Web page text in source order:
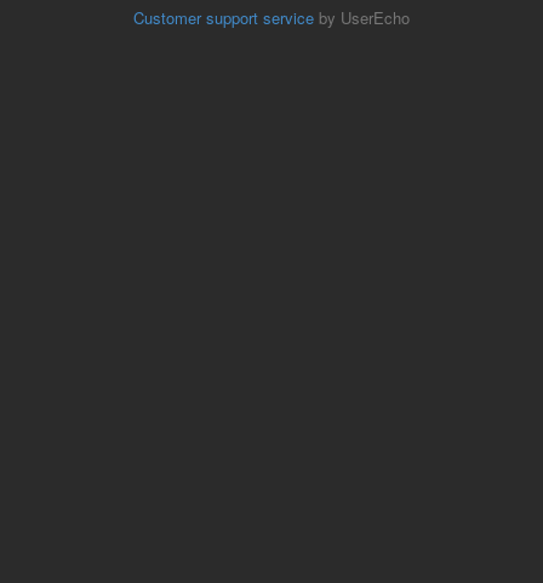
Customer support service by UserEcho